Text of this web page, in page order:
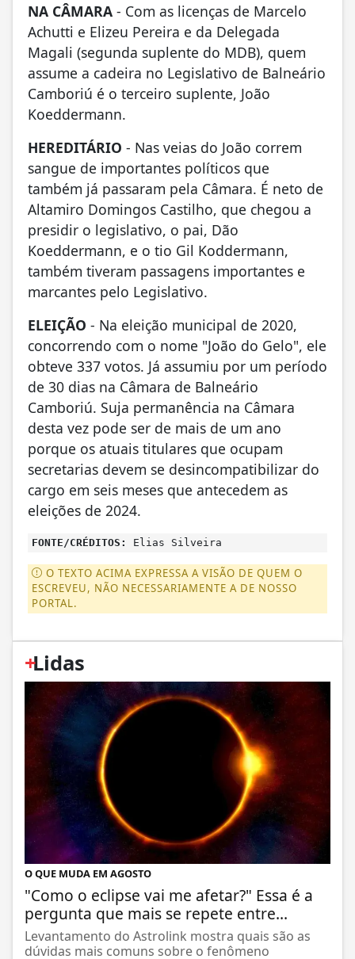
NA CÂMARA - Com as licenças de Marcelo
Achutti e Elizeu Pereira e da Delegada
Magali (segunda suplente do MDB), quem
assume a cadeira no Legislativo de Balneário
Camboriú é o terceiro suplente, João
Koeddermann.
HEREDITÁRIO - Nas veias do João correm
sangue de importantes políticos que
também já passaram pela Câmara. É neto de
Altamiro Domingos Castilho, que chegou a
presidir o legislativo, o pai, Dão
Koeddermann, e o tio Gil Koddermann,
também tiveram passagens importantes e
marcantes pelo Legislativo.
ELEIÇÃO - Na eleição municipal de 2020,
concorrendo com o nome "João do Gelo", ele
obteve 337 votos. Já assumiu por um período
de 30 dias na Câmara de Balneário
Camboriú. Suja permanência na Câmara
desta vez pode ser de mais de um ano
porque os atuais titulares que ocupam
secretarias devem se desincompatibilizar do
cargo em seis meses que antecedem as
eleições de 2024.
FONTE/CRÉDITOS: Elias Silveira
O TEXTO ACIMA EXPRESSA A VISÃO DE QUEM O
ESCREVEU, NÃO NECESSARIAMENTE A DE NOSSO
PORTAL.
+
Lidas
O QUE MUDA EM AGOSTO
"Como o eclipse vai me afetar?" Essa é a
pergunta que mais se repete entre...
Levantamento do Astrolink mostra quais são as
dúvidas mais comuns sobre o fenômeno